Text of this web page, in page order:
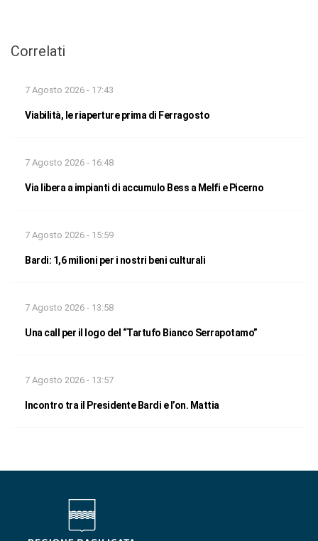
Correlati
7 Agosto 2026 - 17:43
Viabilità, le riaperture prima di Ferragosto
7 Agosto 2026 - 16:48
Via libera a impianti di accumulo Bess a Melfi e Picerno
7 Agosto 2026 - 15:59
Bardi: 1,6 milioni per i nostri beni culturali
7 Agosto 2026 - 13:58
Una call per il logo del “Tartufo Bianco Serrapotamo”
7 Agosto 2026 - 13:57
Incontro tra il Presidente Bardi e l’on. Mattia